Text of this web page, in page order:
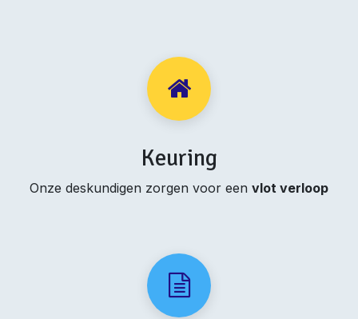
Keuring
Onze deskundigen zorgen voor een vlot verloop